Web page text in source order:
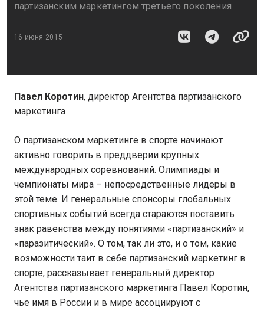
партизанским маркетингом третьего поколения
16 июня 2015
Павел Коротин, директор Агентства партизанского
маркетинга
О партизанском маркетинге в спорте начинают
активно говорить в преддверии крупных
международных соревнований. Олимпиады и
чемпионаты мира – непосредственные лидеры в
этой теме. И генеральные спонсоры глобальных
спортивных событий всегда стараются поставить
знак равенства между понятиями «партизанский» и
«паразитический». О том, так ли это, и о том, какие
возможности таит в себе партизанский маркетинг в
спорте, рассказывает генеральный директор
Агентства партизанского маркетинга Павел Коротин,
чье имя в России и в мире ассоциируют с